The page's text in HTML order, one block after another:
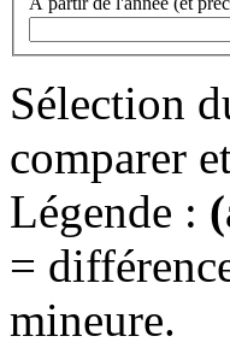
Sélection
comparer
Légende :
=
mineure.